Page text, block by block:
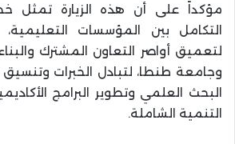
مؤكداً على أن هذه الزيارة تمثل
التكامل بين المؤسسات
لتعميق أواصر التعاون المشترك
وجامعة طنطا، لتبادل الخبرات
البحث العلمي وتطوير البرامج
التنمية الشاملة.